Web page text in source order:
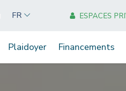
FR ESPACES
Plaidoyer Financements